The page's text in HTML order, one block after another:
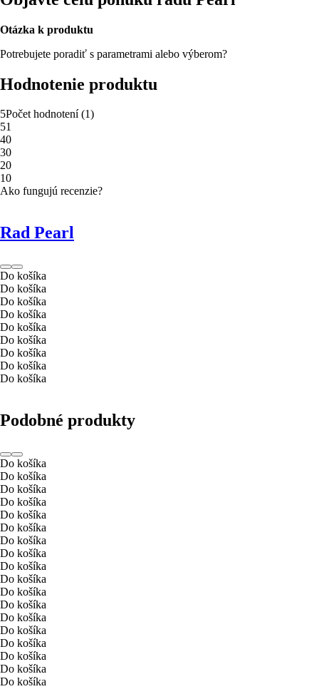
Otázka k produktu
Potrebujete poradiť s parametrami alebo výberom?
Hodnotenie produktu
5Počet hodnotení(1)
51
40
30
20
10
Ako fungujú recenzie?
Rad Pearl
Do košíka
Do košíka
Do košíka
Do košíka
Do košíka
Do košíka
Do košíka
Do košíka
Do košíka
Podobné produkty
Do košíka
Do košíka
Do košíka
Do košíka
Do košíka
Do košíka
Do košíka
Do košíka
Do košíka
Do košíka
Do košíka
Do košíka
Do košíka
Do košíka
Do košíka
Do košíka
Do košíka
Do košíka